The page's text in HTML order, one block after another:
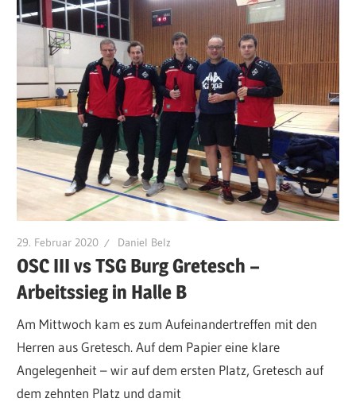
29. Februar 2020 Daniel Belz
OSC III vs TSG Burg Gretesch –
Arbeitssieg in Halle B
Am Mittwoch kam es zum Aufeinandertreffen mit den
Herren aus Gretesch. Auf dem Papier eine klare
Angelegenheit – wir auf dem ersten Platz, Gretesch auf
dem zehnten Platz und damit